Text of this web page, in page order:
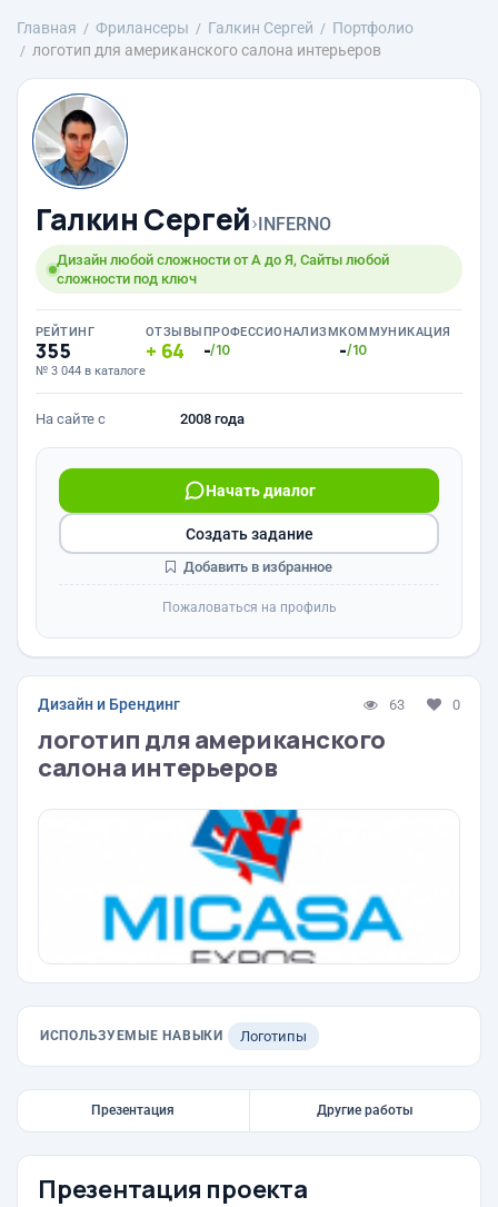
Главная Фрилансеры Галкин Сергей
Портфолио
логотип для американского салона интерьеров
Галкин Сергей›INFERNO
Дизайн любой сложности от А до Я, Сайты любой
сложности под ключ
РЕЙТИНГ
355
№ 3 044 в каталоге
ОТЗЫВЫ
64
ПРОФЕССИОНАЛИЗМ
-/10
КОММУНИКАЦИЯ
-/10
На сайте с 2008 года
Начать диалог
Создать задание
Добавить в избранное
Пожаловаться на профиль
Дизайн и Брендинг 63 0
логотип для американского
салона интерьеров
ИСПОЛЬЗУЕМЫЕ НАВЫКИ Логотипы
Презентация Другие работы
Презентация проекта